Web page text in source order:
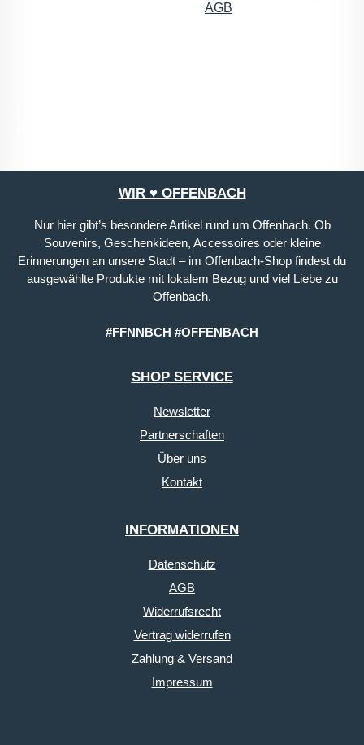
AGB
WIR ♥ OFFENBACH
Nur hier gibt’s besondere Artikel rund um Offenbach. Ob
Souvenirs, Geschenkideen, Accessoires oder kleine
Erinnerungen an unsere Stadt – im Offenbach-Shop findest du
ausgewählte Produkte mit lokalem Bezug und viel Liebe zu
Offenbach.
#FFNNBCH #OFFENBACH
SHOP SERVICE
Newsletter
Partnerschaften
Über uns
Kontakt
INFORMATIONEN
Datenschutz
AGB
Widerrufsrecht
Vertrag widerrufen
Zahlung & Versand
Impressum